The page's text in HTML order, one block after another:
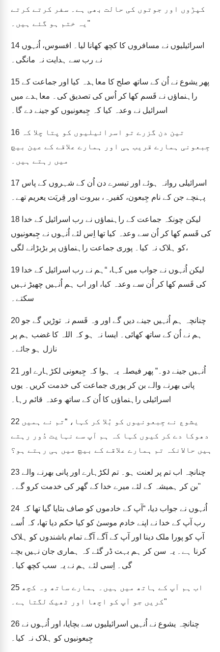
کپڑوں اور جوتوں کی حالت بھی ہے۔ سفر کرتے کرتے
یہ ختم ہو گئے ہیں۔"
14
نے رب سے ہدایت نہ مانگی۔
15
راہنماؤں نے قَسم کھا کر اُس کی تصدیق کی۔ معاہدے میں
اسرائیل نے وعدہ کیا کہ جِبعونیوں کو جینے دے گا۔
16
جِبعونی ہمارے قریب ہی اور ہمارے علاقے کے عین بیچ
میں رہتے ہیں۔
17
پہنچے جن کے نام جِبعون، کفیرہ، بیروت اور قِریَت یعریم تھے۔
18
کی قَسم کھا کر اُن سے وعدہ کیا تھا اِس لئے اُنہوں نے جِبعونیوں
کو ہلاک نہ کیا۔ پوری جماعت راہنماؤں پر بڑبڑانے لگی،
19
کی قَسم کھا کر اُن سے وعدہ کیا، اور اب ہم اُنہیں چھیڑ نہیں
سکتے۔
20
ہم نے اُن کے ساتھ کھائی۔ ایسا نہ ہو کہ اللہ کا غضب ہم پر
نازل ہو جائے۔
21
پانی بھرنے والے بن کر پوری جماعت کی خدمت کریں۔ یوں
اسرائیلی راہنماؤں کا اُن کے ساتھ وعدہ قائم رہا۔
22
دھوکا دے کر کیوں کہا کہ ہم آپ سے نہایت دُور رہتے
ہیں حالانکہ تم ہمارے علاقے کے بیچ میں ہی رہتے ہو؟
23
بن کر ہمیشہ کے لئے میرے خدا کے گھر کی خدمت کرو گے۔"
24
رب آپ کے خدا نے اپنے خادم موسیٰ کو کیا حکم دیا تھا، کہ اُسے
آپ کو پورا ملک دینا اور آپ کے آگے آگے تمام باشندوں کو ہلاک
کرنا ہے۔ یہ سن کر ہم بہت ڈر گئے کہ ہماری جان نہیں بچے
گی۔ اِسی لئے ہم نے یہ سب کچھ کیا۔
25
کریں جو آپ کو اچھا اور ٹھیک لگتا ہے۔"
26
جِبعونیوں کو ہلاک نہ کیا۔